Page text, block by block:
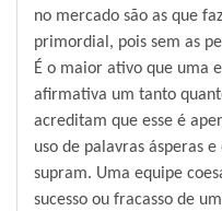
no mercado são as que
primordial, pois sem as
É o maior ativo que uma
afirmativa um tanto
acreditam que esse é
uso de palavras ásperas
supram. Uma equipe
sucesso ou fracasso de